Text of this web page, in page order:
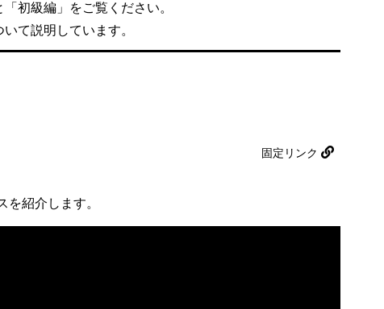
初級編」をご覧ください。
て説明しています。
固定リンク
紹介します。